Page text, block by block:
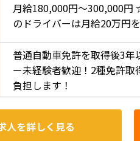
月給180,000円～300,000円
のドライバーは月給20万円
普通自動車免許を取得後3年
ー未経験者歓迎！2種免許取
負担します！
人を詳しく見る